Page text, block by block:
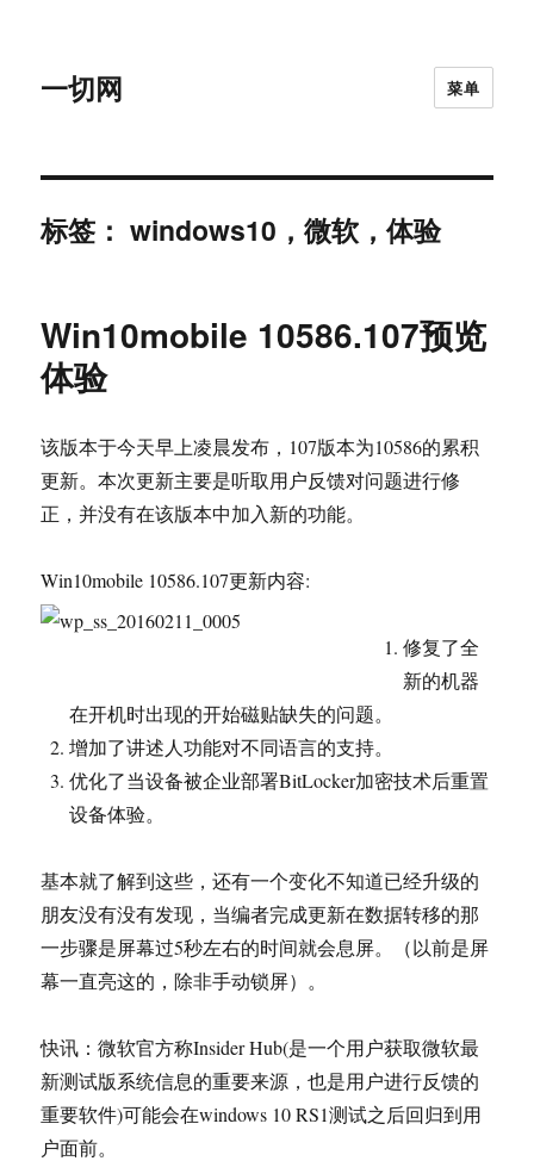
一切网 菜单
标签：windows10，微软，体验
Win10mobile 10586.107预览
体验
该版本于今天早上凌晨发布，107版本为10586的累积
更新。本次更新主要是听取用户反馈对问题进行修
正，并没有在该版本中加入新的功能。
Win10mobile 10586.107更新内容:
修复了全
新的机器
在开机时出现的开始磁贴缺失的问题。
增加了讲述人功能对不同语言的支持。
优化了当设备被企业部署BitLocker加密技术后重置
设备体验。
基本就了解到这些，还有一个变化不知道已经升级的
朋友没有没有发现，当编者完成更新在数据转移的那
一步骤是屏幕过5秒左右的时间就会息屏。（以前是屏
幕一直亮这的，除非手动锁屏）。
快讯：微软官方称Insider Hub(是一个用户获取微软最
新测试版系统信息的重要来源，也是用户进行反馈的
重要软件)可能会在windows 10 RS1测试之后回归到用
户面前。